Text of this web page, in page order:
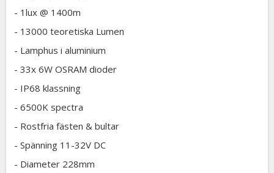
- 1lux @ 1400m
- 13000 teoretiska Lumen
- Lamphus i aluminium
- 33x 6W OSRAM dioder
- IP68 klassning
- 6500K spectra
- Rostfria fästen & bultar
- Spänning 11-32V DC
- Diameter 228mm